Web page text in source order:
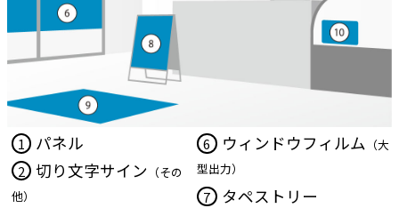
1 パネル
2 切り文字サイン （その
他）
6 ウィンドウフィルム （大
型出力）
7 タペストリー